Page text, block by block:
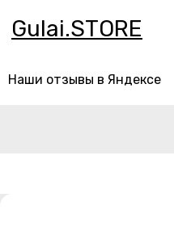
Gulai.STORE
Наши отзывы в Яндексе